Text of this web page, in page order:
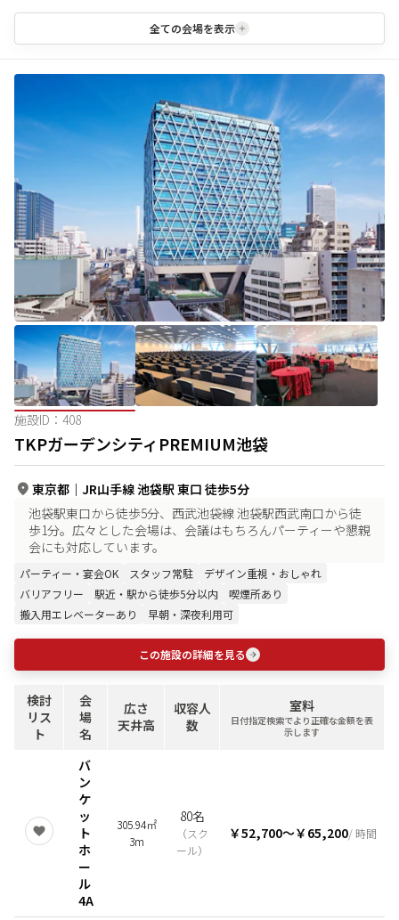
全ての会場を表示
施設ID： 408
TKPガーデンシティPREMIUM池袋
東京都 ｜ JR山手線 池袋駅 東口 徒歩5分
池袋駅東口から徒歩5分、西武池袋線 池袋駅西武南口から徒
歩1分。広々とした会場は、会議はもちろんパーティーや懇親
会にも対応しています。
パーティー・宴会OK スタッフ常駐
デザイン重視・おしゃれ
バリアフリー
駅近・駅から徒歩5分以内
喫煙所あり
搬入用エレベーターあり
早朝・深夜利用可
この施設の詳細を見る
検討
リス
ト
会
場
名
広さ
天井高
収容人
数
室料
日付指定検索でより正確な金額を表
示します
バ
ン
ケ
ッ
ト
ホ
ー
ル
4A
305.94㎡
3m
80名
（スク
ール）
￥52,700〜￥65,200/ 時間